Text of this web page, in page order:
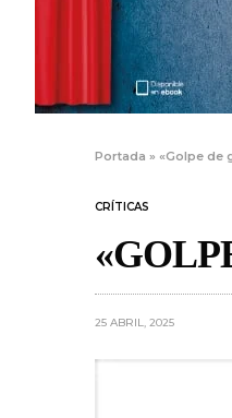
Portada » «Golpe de
CRÍTICAS
25 ABRIL, 2025